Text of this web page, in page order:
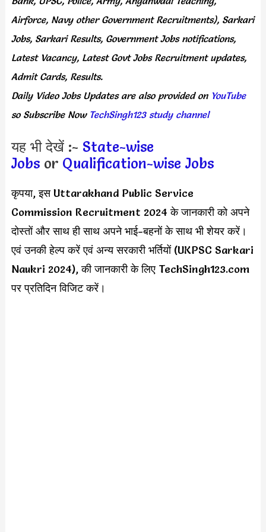
Airforce, Navy other Government Recruitments), Sarkari
Jobs, Sarkari Results, Government Jobs notifications,
Latest Vacancy, Latest Govt Jobs Recruitment updates,
Admit Cards, Results.
Daily Video Jobs Updates are also provided onYouTube
so Subscribe Now TechSingh123 study channel
यह भी देखें :- State-wise
Jobs or Qualification-wise Jobs
कृपया, इस Uttarakhand Public Service
Commission Recruitment 2024 के जानकारी को अपने
दोस्तों और साथ ही साथ अपने भाई-बहनों के साथ भी शेयर करें।
एवं उनकी हेल्प करें एवं अन्य सरकारी भर्तियों (UKPSC Sarkari
Naukri 2024), की जानकारी के लिए TechSingh123.com
पर प्रतिदिन विजिट करें।